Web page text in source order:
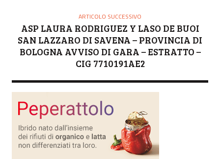
ARTICOLO SUCCESSIVO
ASP LAURA RODRIGUEZ Y LASO DE BUOI
SAN LAZZARO DI SAVENA – PROVINCIA DI
BOLOGNA AVVISO DI GARA – ESTRATTO –
CIG 7710191AE2